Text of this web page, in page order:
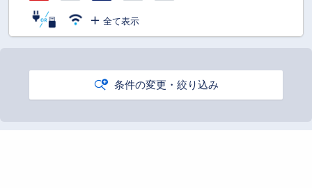
全て表示
条件の変更・絞り込み